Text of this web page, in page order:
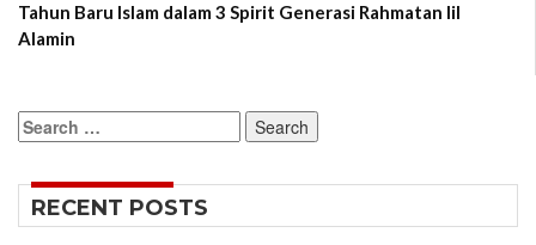
Tahun Baru Islam dalam 3 Spirit Generasi Rahmatan lil
Alamin
Search
for:
RECENT POSTS